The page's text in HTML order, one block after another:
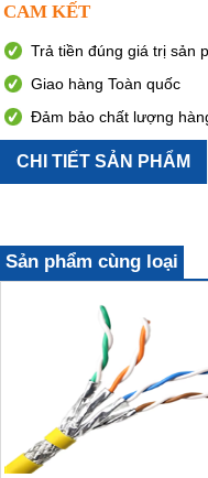
CAM KẾT
Trả tiền đúng giá trị sản
Giao hàng Toàn quốc
Đảm bảo chất lượng
CHI TIẾT SẢN PHẨM
Sản phẩm cùng loại